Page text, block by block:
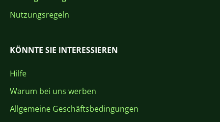
Nutzungsregeln
KÖNNTE SIE INTERESSIEREN
Hilfe
Warum bei uns werben
Allgemeine Geschäftsbedingungen